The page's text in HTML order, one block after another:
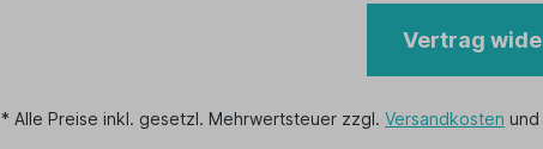
Vertrag
* Alle Preise inkl. gesetzl. Mehrwertsteuer zzgl. Versandkosten